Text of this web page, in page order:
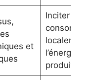
et
Inciter à
l’énergie
produite